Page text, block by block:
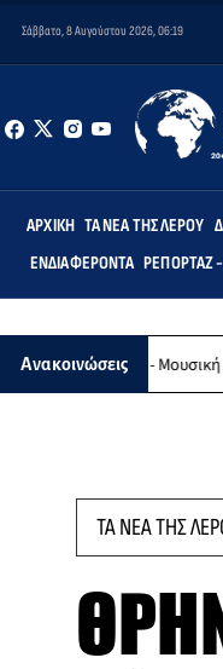
Σάββατο, 8 Αυγούστου 2026, 06:19
ΑΡΧΙΚΉ ΤΑ ΝΈΑ ΤΗΣ ΛΈΡΟΥ
ΕΝΔΙΑΦΈΡΟΝΤΑ ΡΕΠΟΡΤΆΖ -
Ανακοινώσεις
της Παναγίας - Μουσική
ΤΑ ΝΕΑ ΤΗΣ